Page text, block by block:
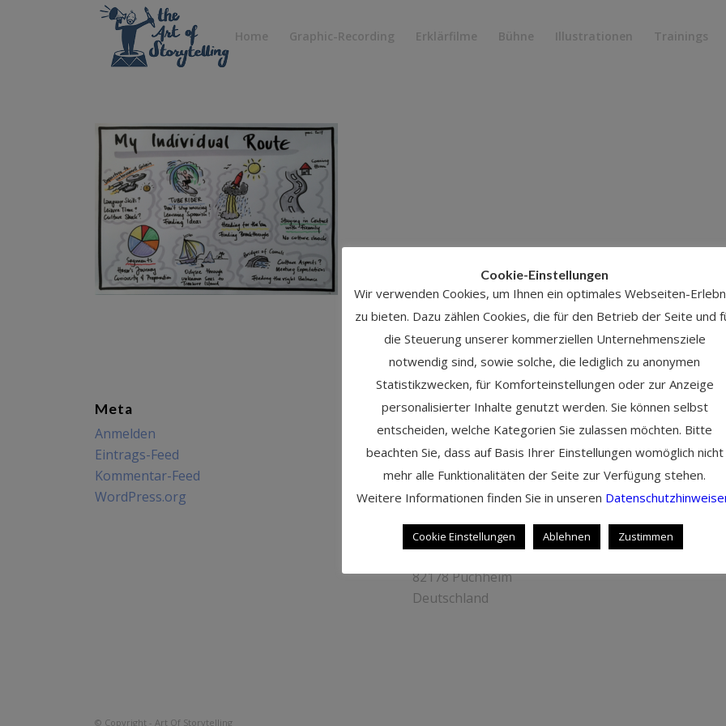
Home Graphic-Recording Erklärfilme Bühne Illustrationen Trainings
Meta
Anmelden
Eintrags-Feed
Kommentar-Feed
WordPress.org
Kontakt
Martin Cambeis
Tel: +49 89 35 85 37 23
Mobil: +49 172 807 42 52
eMail: martin@artofstorytelling.de
Tannenstr. 10,
82178 Puchheim
Deutschland
© Copyright - Art Of Storytelling
Cookie-Einstellungen
Wir verwenden Cookies, um Ihnen ein optimales Webseiten-
zu bieten. Dazu zählen Cookies, die für den Betrieb der Seite und
die Steuerung unserer kommerziellen Unternehmensziele
notwendig sind, sowie solche, die lediglich zu anonymen
Statistikzwecken, für Komforteinstellungen oder zur Anzeige
personalisierter Inhalte genutzt werden. Sie können selbst
entscheiden, welche Kategorien Sie zulassen möchten. Bitte
beachten Sie, dass auf Basis Ihrer Einstellungen womöglich nicht
mehr alle Funktionalitäten der Seite zur Verfügung stehen.
Weitere Informationen finden Sie in unseren
Cookie Einstellungen Ablehnen Zustimmen